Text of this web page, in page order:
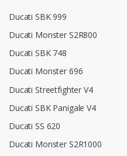
Ducati SBK 999
Ducati Monster S2R800
Ducati SBK 748
Ducati Monster 696
Ducati Streetfighter V4
Ducati SBK Panigale V4
Ducati SS 620
Ducati Monster S2R1000